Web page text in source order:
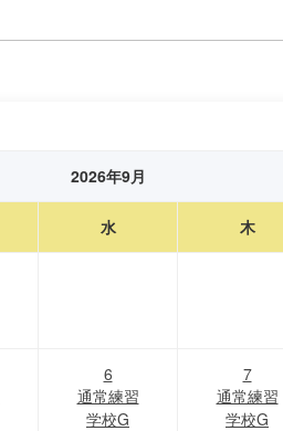
2026年9月
水 木
6
通常練習
学校G
7
通常練習
学校G